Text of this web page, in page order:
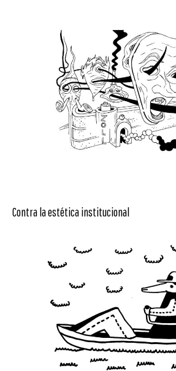
Contra la estética institucional